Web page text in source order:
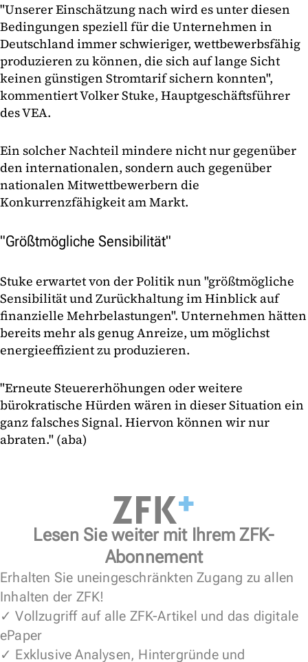
"Unserer Einschätzung nach wird es unter diesen
Bedingungen speziell für die Unternehmen in
Deutschland immer schwieriger, wettbewerbsfähig
produzieren zu können, die sich auf lange Sicht
keinen günstigen Stromtarif sichern konnten",
kommentiert Volker Stuke, Hauptgeschäftsführer
des VEA.
Ein solcher Nachteil mindere nicht nur gegenüber
den internationalen, sondern auch gegenüber
nationalen Mitwettbewerbern die
Konkurrenzfähigkeit am Markt.
"Größtmögliche Sensibilität"
Stuke erwartet von der Politik nun "größtmögliche
Sensibilität und Zurückhaltung im Hinblick auf
finanzielle Mehrbelastungen". Unternehmen hätten
bereits mehr als genug Anreize, um möglichst
energieeffizient zu produzieren.
"Erneute Steuererhöhungen oder weitere
bürokratische Hürden wären in dieser Situation ein
ganz falsches Signal. Hiervon können wir nur
abraten." (aba)
Lesen Sie weiter mit Ihrem ZFK-
Abonnement
Erhalten Sie uneingeschränkten Zugang zu allen
Inhalten der ZFK!
✓ Vollzugriff auf alle ZFK-Artikel und das digitale
ePaper
✓ Exklusive Analysen, Hintergründe und